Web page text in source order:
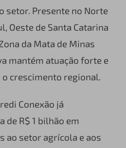
setor. Presente no Norte
Oeste de Santa Catarina
da Mata de Minas
mantém atuação forte e
crescimento regional.
Conexão já
de R$ 1 bilhão em
ao setor agrícola e aos